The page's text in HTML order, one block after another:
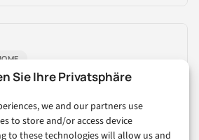
Sie Ihre Privatsphäre
we and our partners use
to store and/or access device
to these technologies will allow us and
6 Tests für weniger